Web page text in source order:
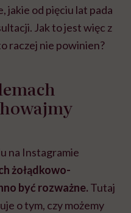
jakie od pięciu lat pada
Jak to jest więc z
raczej nie powinien?
na Instagramie
żołądkowo-
być rozważne. Tutaj
o tym, czy możemy